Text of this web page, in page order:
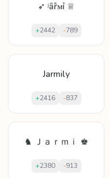
➶ ʲȃȑᴍỉ ♕
+2442 -789
Jarmily
+2416 -837
♞ Ｊａｒｍｉ ♚
+2380 -913